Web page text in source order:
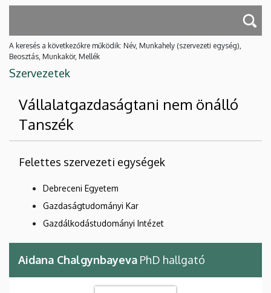
A keresés a következőkre működik: Név, Munkahely (szervezeti egység),
Beosztás, Munkakör, Mellék
Szervezetek
Vállalatgazdaságtani nem önálló
Tanszék
Felettes szervezeti egységek
Debreceni Egyetem
Gazdaságtudományi Kar
Gazdálkodástudományi Intézet
Aidana Chalgynbayeva PhD hallgató